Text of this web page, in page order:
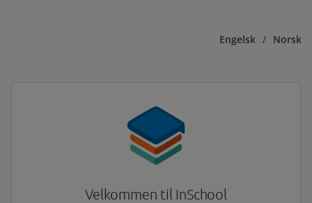
Engelsk / Norsk
Velkommen til InSchool